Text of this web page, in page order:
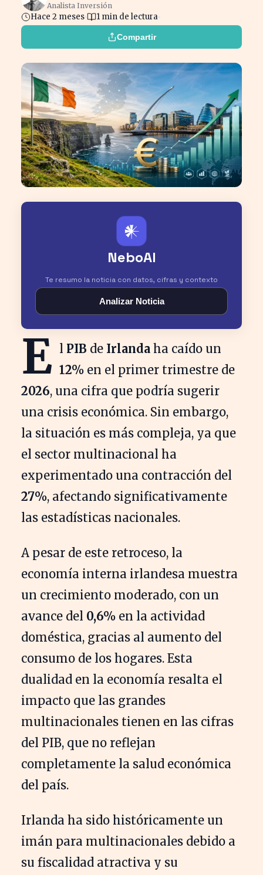
Analista Inversión
Hace 2 meses 1 min de lectura
Compartir
𒀭
NeboAI
Te resumo la noticia con datos, cifras y contexto
Analizar Noticia
E l PIB de Irlanda ha caído un
12% en el primer trimestre de
2026, una cifra que podría sugerir
una crisis económica. Sin embargo,
la situación es más compleja, ya que
el sector multinacional ha
experimentado una contracción del
27%, afectando significativamente
las estadísticas nacionales.
A pesar de este retroceso, la
economía interna irlandesa muestra
un crecimiento moderado, con un
avance del 0,6% en la actividad
doméstica, gracias al aumento del
consumo de los hogares. Esta
dualidad en la economía resalta el
impacto que las grandes
multinacionales tienen en las cifras
del PIB, que no reflejan
completamente la salud económica
del país.
Irlanda ha sido históricamente un
imán para multinacionales debido a
su fiscalidad atractiva y su